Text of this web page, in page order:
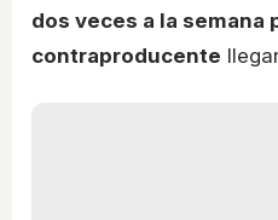
dos veces a la
contraproducente